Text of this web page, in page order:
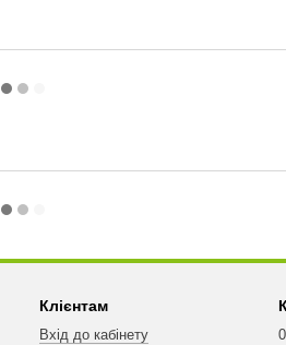
Клієнтам
Вхід до кабінету